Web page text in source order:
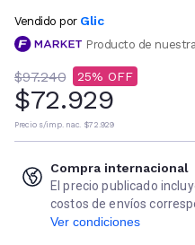
Vendido por Glic
Producto de
$97.240 25
$72.929
Precio s/imp. nac. $72.929
Compra internacional
El precio publicado
costos de envíos
Ver condiciones